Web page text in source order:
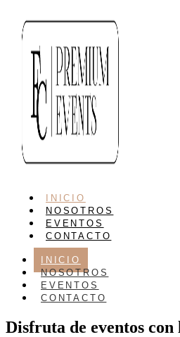
INICIO
NOSOTROS
EVENTOS
CONTACTO
INICIO
NOSOTROS
EVENTOS
CONTACTO
Disfruta de eventos